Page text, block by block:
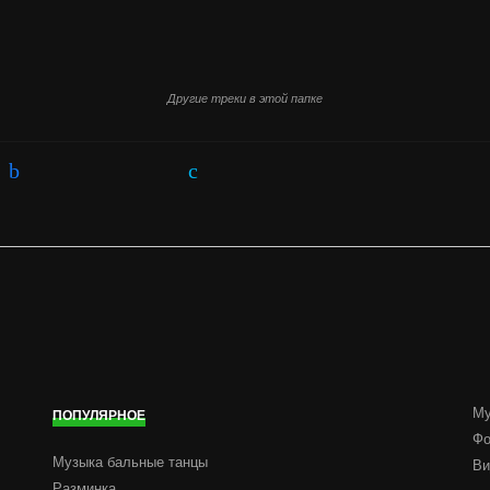
Другие треки в этой папке
ПОПУЛЯРНОЕ
Музыка бальныe танцы